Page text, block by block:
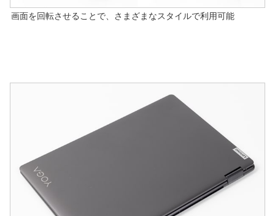
画面を回転させることで、さまざまなスタイルで利用可能